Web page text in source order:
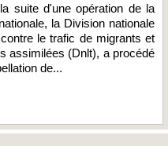
d'une opération de la
la Division nationale
le trafic de migrants et
assimilées (Dnlt), a procédé
de...